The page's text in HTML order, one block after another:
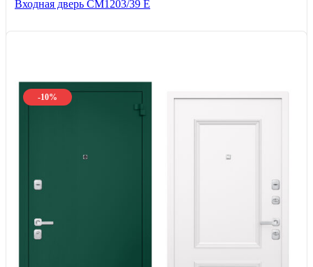
Входная дверь СМ1203/39 E
-10%